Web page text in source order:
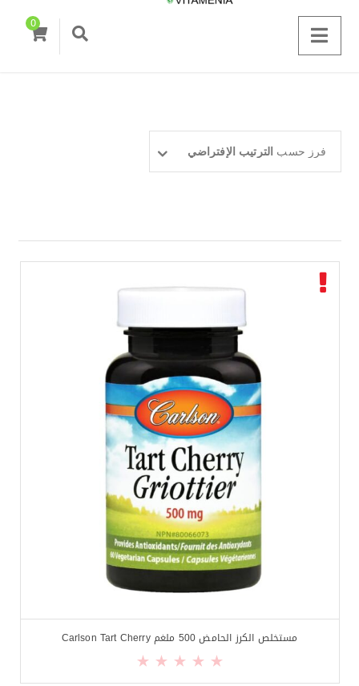
0
فرز حسب الترتيب الإفتراضي
مستخلص الكرز الحامض 500 ملغم Carlson Tart Cherry